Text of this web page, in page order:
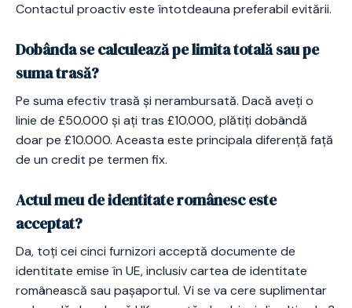
Contactul proactiv este întotdeauna preferabil evitării.
Dobânda se calculează pe limita totală sau pe
suma trasă?
Pe suma efectiv trasă și nerambursată. Dacă aveți o
linie de £50.000 și ați tras £10.000, plătiți dobândă
doar pe £10.000. Aceasta este principala diferență față
de un credit pe termen fix.
Actul meu de identitate românesc este
acceptat?
Da, toți cei cinci furnizori acceptă documente de
identitate emise în UE, inclusiv cartea de identitate
românească sau pașaportul. Vi se va cere suplimentar